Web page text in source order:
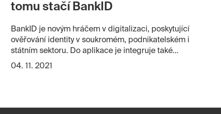
tomu stačí BankID
BankID je novým hráčem v digitalizaci, poskytující
ověřování identity v soukromém, podnikatelském i
státním sektoru. Do aplikace je integruje také
Software602.
04. 11. 2021